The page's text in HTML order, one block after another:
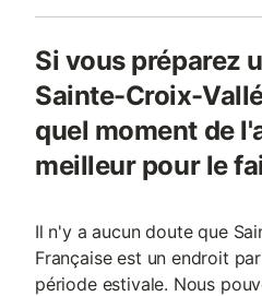
Si vous préparez
Sainte-Croix-
quel moment de
meilleur pour le
Il n'y a aucun doute que
Française est un endroit
période estivale. Nous